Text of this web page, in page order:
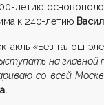
летию
к 240-летию
«Без галош
на главной
со всей